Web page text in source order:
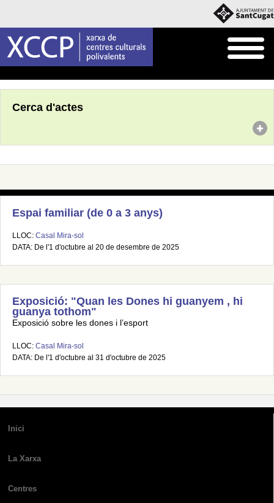
Cerca d'actes
Espai familiar (de 0 a 3 anys)
LLOC: Casal Mira-sol
DATA: De l'1 d'octubre al 20 de desembre de 2025
Exposició: "Quan les Dones hi guanyem , hi
guanya tothom"
Exposició sobre les dones i l’esport
LLOC: Casal Mira-sol
DATA: De l'1 d'octubre al 31 d'octubre de 2025
Inici
La Xarxa
Centres